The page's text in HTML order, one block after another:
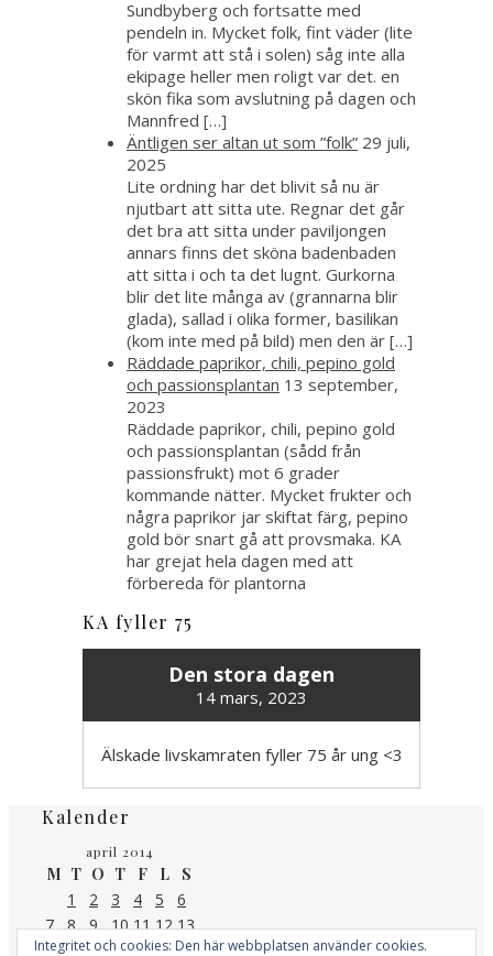
Sundbyberg och fortsatte med
pendeln in. Mycket folk, fint väder (lite
för varmt att stå i solen) såg inte alla
ekipage heller men roligt var det. en
skön fika som avslutning på dagen och
Mannfred […]
Äntligen ser altan ut som ”folk” 29 juli,
2025
Lite ordning har det blivit så nu är
njutbart att sitta ute. Regnar det går
det bra att sitta under paviljongen
annars finns det sköna badenbaden
att sitta i och ta det lugnt. Gurkorna
blir det lite många av (grannarna blir
glada), sallad i olika former, basilikan
(kom inte med på bild) men den är […]
Räddade paprikor, chili, pepino gold
och passionsplantan 13 september,
2023
Räddade paprikor, chili, pepino gold
och passionsplantan (sådd från
passionsfrukt) mot 6 grader
kommande nätter. Mycket frukter och
några paprikor jar skiftat färg, pepino
gold bör snart gå att provsmaka. KA
har grejat hela dagen med att
förbereda för plantorna
KA fyller 75
Den stora dagen
14 mars, 2023
Älskade livskamraten fyller 75 år ung <3
Kalender
april 2014
M T O T F L
S
1
2 3 4 5
6
7
8 9 10 11 12 13
14 15 16 17 18 19 20
Integritet och cookies: Den här webbplatsen använder cookies.